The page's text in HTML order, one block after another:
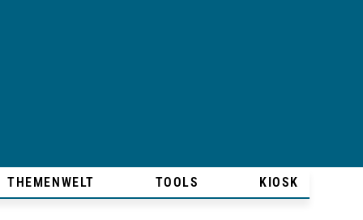
THEMENWELT TOOLS KIOSK